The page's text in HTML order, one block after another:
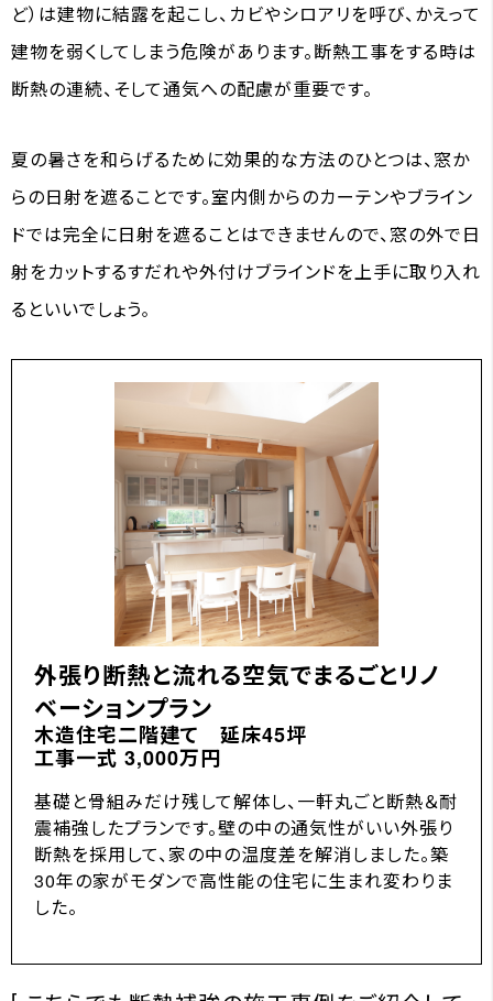
ど）は建物に結露を起こし、カビやシロアリを呼び、かえって
建物を弱くしてしまう危険があります。断熱工事をする時は
断熱の連続、そして通気への配慮が重要です。
夏の暑さを和らげるために効果的な方法のひとつは、窓か
らの日射を遮ることです。室内側からのカーテンやブライン
ドでは完全に日射を遮ることはできませんので、窓の外で日
射をカットするすだれや外付けブラインドを上手に取り入れ
るといいでしょう。
外張り断熱と流れる空気でまるごとリノ
ベーションプラン
木造住宅二階建て 延床45坪
工事一式 3,000万円
基礎と骨組みだけ残して解体し、一軒丸ごと断熱＆耐
震補強したプランです。壁の中の通気性がいい外張り
断熱を採用して、家の中の温度差を解消しました。築
30年の家がモダンで高性能の住宅に生まれ変わりま
した。